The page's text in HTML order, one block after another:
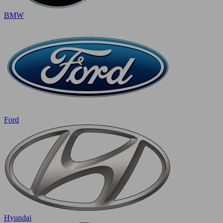
BMW
Ford
Hyundai